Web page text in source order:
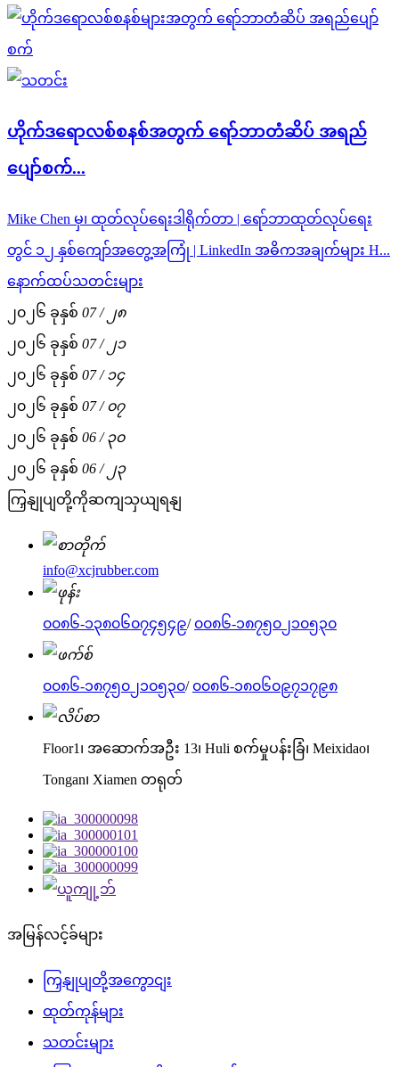
ဟိုက်ဒရောလစ်စနစ်အတွက် ရော်ဘာတံဆိပ် အရည်
ပျော်စက်...
Mike Chen မှ၊ ထုတ်လုပ်ရေးဒါရိုက်တာ | ရော်ဘာထုတ်လုပ်ရေး
တွင် ၁၂ နှစ်ကျော်အတွေ့အကြုံ | LinkedIn အဓိကအချက်များ H...
နောက်ထပ်သတင်းများ
၂၀၂၆ ခုနှစ် 07 / ၂၈
၂၀၂၆ ခုနှစ် 07 / ၂၁
၂၀၂၆ ခုနှစ် 07 / ၁၄
၂၀၂၆ ခုနှစ် 07 / ၀၇
၂၀၂၆ ခုနှစ် 06 / ၃၀
၂၀၂၆ ခုနှစ် 06 / ၂၃
ကြှနျုပျတို့ကိုဆကျသှယျရနျ
info@xcjrubber.com
၀၀၈၆-၁၃၈၀၆၀၇၄၅၄၉/၀၀၈၆-၁၈၇၅၀၂၁၀၅၃၀
၀၀၈၆-၁၈၇၅၀၂၁၀၅၃၀/၀၀၈၆-၁၈၀၆၀၉၇၁၇၉၈
Floor1၊ အဆောက်အဦး 13၊ Huli စက်မှုပန်းခြံ၊ Meixidao၊
Tongan၊ Xiamen တရုတ်
အမြန်လင့်ခ်များ
ကြှနျုပျတို့အကွောငျး
ထုတ်ကုန်များ
သတင်းများ